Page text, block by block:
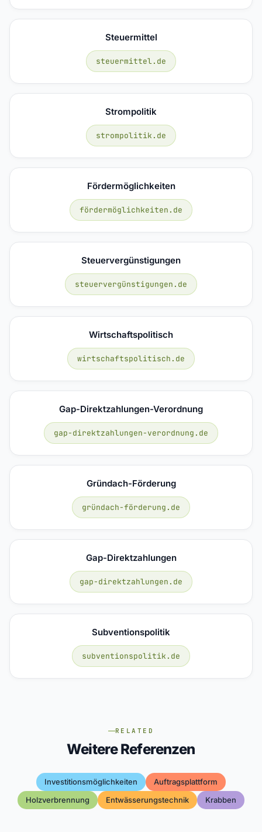
Steuermittel
steuermittel.de
Strompolitik
strompolitik.de
Fördermöglichkeiten
fördermöglichkeiten.de
Steuervergünstigungen
steuervergünstigungen.de
Wirtschaftspolitisch
wirtschaftspolitisch.de
Gap-Direktzahlungen-Verordnung
gap-direktzahlungen-verordnung.de
Gründach-Förderung
gründach-förderung.de
Gap-Direktzahlungen
gap-direktzahlungen.de
Subventionspolitik
subventionspolitik.de
RELATED
Weitere Referenzen
Investitionsmöglichkeiten
Auftragsplattform
Holzverbrennung
Entwässerungstechnik Krabben